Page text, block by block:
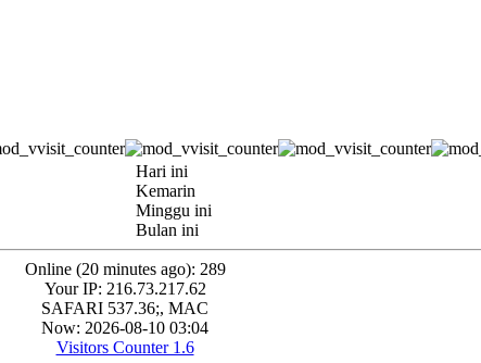
Hari ini
Kemarin
Minggu ini
Bulan ini
Online (20 minutes ago): 289
Your IP: 216.73.217.62
SAFARI 537.36;, MAC
Now: 2026-08-10 03:04
Visitors Counter 1.6